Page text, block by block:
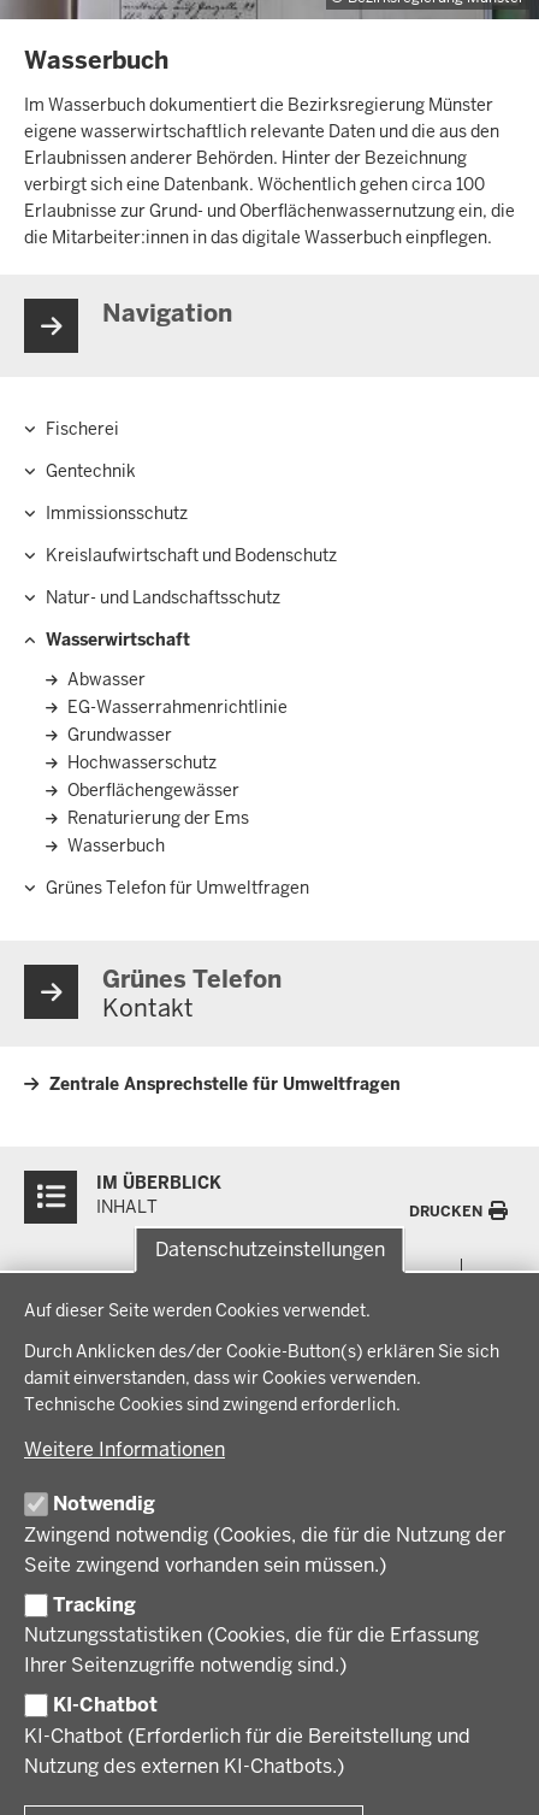
Datenschutzeinstellungen
Auf dieser Seite werden Cookies verwendet.
Durch Anklicken des/der Cookie-Button(s) erklären Sie sich
damit einverstanden, dass wir Cookies verwenden.
Technische Cookies sind zwingend erforderlich.
Weitere Informationen
Notwendig
Zwingend notwendig (Cookies, die für die Nutzung der
Seite zwingend vorhanden sein müssen.)
Tracking
Nutzungsstatistiken (Cookies, die für die Erfassung
Ihrer Seitenzugriffe notwendig sind.)
KI-Chatbot
KI-Chatbot (Erforderlich für die Bereitstellung und
Nutzung des externen KI-Chatbots.)
INHALTSSEITE
Wasserbuch
Im Wasserbuch dokumentiert die Bezirksregierung Münster
eigene wasserwirtschaftlich relevante Daten und die aus den
Erlaubnissen anderer Behörden. Hinter der Bezeichnung
verbirgt sich eine Datenbank. Wöchentlich gehen circa 100
Erlaubnisse zur Grund- und Oberflächenwassernutzung ein, die
die Mitarbeiter:innen in das digitale Wasserbuch einpflegen.
Navigation
Fischerei
Gentechnik
Immissionsschutz
Kreislaufwirtschaft und Bodenschutz
Natur- und Landschaftsschutz
Wasserwirtschaft
Abwasser
EG-Wasserrahmenrichtlinie
Grundwasser
Hochwasserschutz
Oberflächengewässer
Renaturierung der Ems
Wasserbuch
Grünes Telefon für Umweltfragen
Grünes Telefon
Kontakt
Zentrale Ansprechstelle für Umweltfragen
Inhalte
IM ÜBERBLICK
INHALT
DRUCKEN
der
Fußzeile
THEMEN
Bauen, Planen und Verkehr
Bildung, Schule und Sport
Regionalplanung und Regionalrat
Wirtschaft, Kultur und Kommunales
IM FOKUS
Energiewende AG
Zusammenarbeit mit den Niederlanden
BEZIRKSREGIERUNG
Regierungsbezirk Münster
Geschichte und Gegenwart
Behördenleitung
Förderlotsinnen und Förderlotsen
KARRIERE UND AUSBILDUNG
Stellenangebote
Ausbildung
Volljurist:in
Praktikum
Stellenangebote im Schulbereich
VERFAHREN UND BEKANNTMACHUNGEN
Amtsblatt
Verfahrensübersichten
PRESSE
Pressemitteilungen
Podcast
© 2026 Bezirksregierung Münster
Fußzeile
Impressum Datenschutz Rechtliche Hinweise